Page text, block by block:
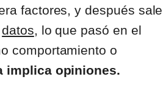
factores, y después sale
datos, lo que pasó en el
comportamiento o
implica opiniones.